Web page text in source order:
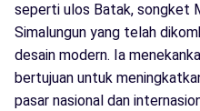
seperti ulos Batak, songket
Simalungun yang telah
desain modern. Ia
bertujuan untuk
pasar nasional dan